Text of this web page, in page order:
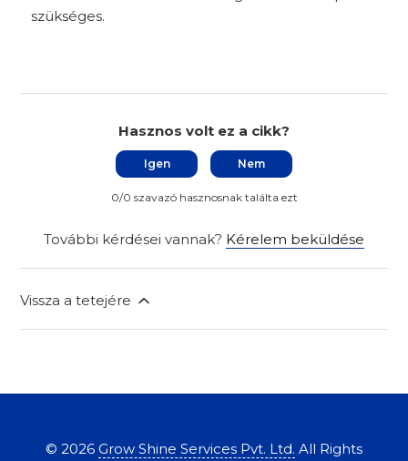
szükséges.
Hasznos volt ez a cikk?
Igen Nem
0/0 szavazó hasznosnak találta ezt
További kérdései vannak? Kérelem beküldése
Vissza a tetejére
© 2026 Grow Shine Services Pvt. Ltd. All Rights